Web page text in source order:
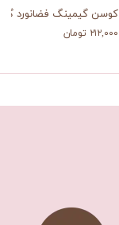
کوسن گیمینگ فضانورد گیمر2
۲۱۲,۰۰۰ تومان